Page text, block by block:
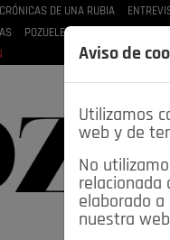
CRÓNICAS DE UNA RUBIA
POZUELEROS
Aviso de
Utilizamos
web y de
No
relacionada
elaborado
nuestra